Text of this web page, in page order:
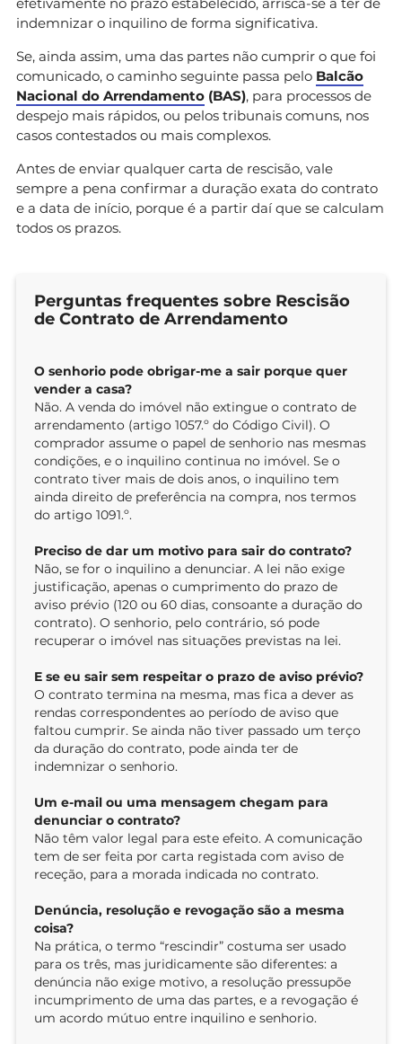
indemnizar o inquilino de forma significativa.
Se, ainda assim, uma das partes não cumprir o que foi
comunicado, o caminho seguinte passa pelo Balcão
Nacional do Arrendamento (BAS), para processos de
despejo mais rápidos, ou pelos tribunais comuns, nos
casos contestados ou mais complexos.
Antes de enviar qualquer carta de rescisão, vale
sempre a pena confirmar a duração exata do contrato
e a data de início, porque é a partir daí que se calculam
todos os prazos.
Perguntas frequentes sobre Rescisão
de Contrato de Arrendamento
O senhorio pode obrigar-me a sair porque quer
vender a casa?
Não. A venda do imóvel não extingue o contrato de
arrendamento (artigo 1057.º do Código Civil). O
comprador assume o papel de senhorio nas mesmas
condições, e o inquilino continua no imóvel. Se o
contrato tiver mais de dois anos, o inquilino tem
ainda direito de preferência na compra, nos termos
do artigo 1091.º.
Preciso de dar um motivo para sair do contrato?
Não, se for o inquilino a denunciar. A lei não exige
justificação, apenas o cumprimento do prazo de
aviso prévio (120 ou 60 dias, consoante a duração do
contrato). O senhorio, pelo contrário, só pode
recuperar o imóvel nas situações previstas na lei.
E se eu sair sem respeitar o prazo de aviso prévio?
O contrato termina na mesma, mas fica a dever as
rendas correspondentes ao período de aviso que
faltou cumprir. Se ainda não tiver passado um terço
da duração do contrato, pode ainda ter de
indemnizar o senhorio.
Um e-mail ou uma mensagem chegam para
denunciar o contrato?
Não têm valor legal para este efeito. A comunicação
tem de ser feita por carta registada com aviso de
receção, para a morada indicada no contrato.
Denúncia, resolução e revogação são a mesma
coisa?
Na prática, o termo “rescindir” costuma ser usado
para os três, mas juridicamente são diferentes: a
denúncia não exige motivo, a resolução pressupõe
incumprimento de uma das partes, e a revogação é
um acordo mútuo entre inquilino e senhorio.